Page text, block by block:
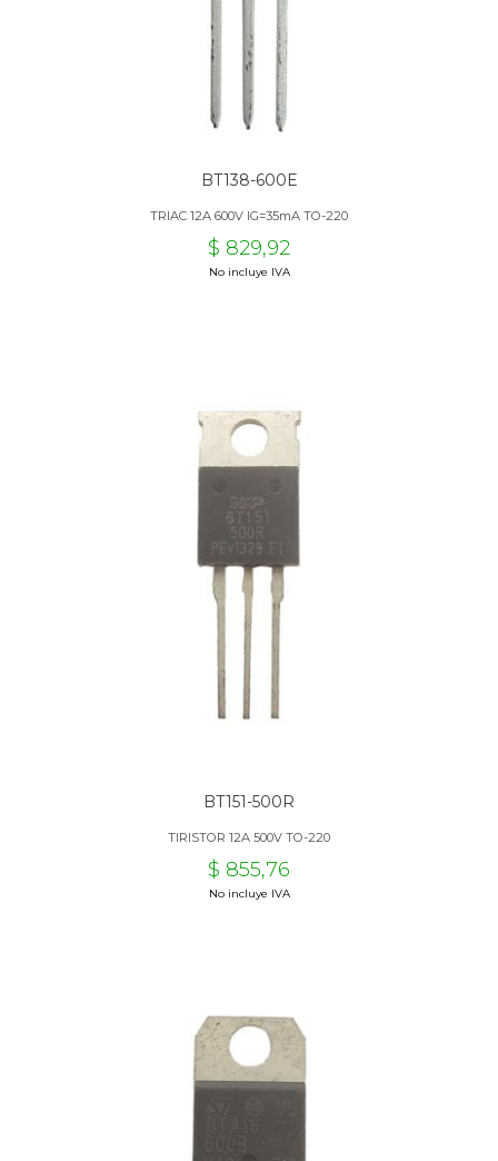
BT138-600E
TRIAC 12A 600V IG=35mA TO-220
$ 829,92
No incluye IVA
BT151-500R
TIRISTOR 12A 500V TO-220
$ 855,76
No incluye IVA